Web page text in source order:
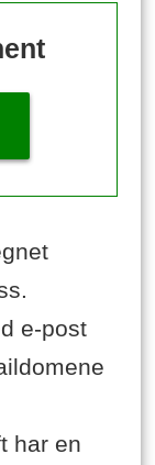
e-post
har en